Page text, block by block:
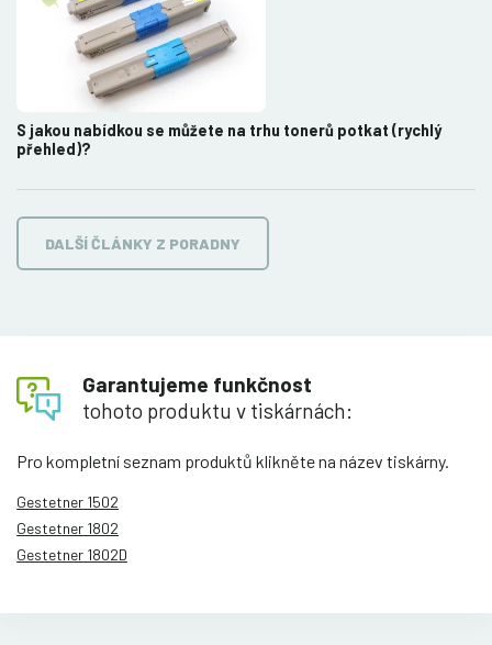
S jakou nabídkou se můžete na trhu tonerů potkat (rychlý
přehled)?
DALŠÍ ČLÁNKY Z PORADNY
Garantujeme funkčnost
tohoto produktu v tiskárnách:
Pro kompletní seznam produktů klikněte na název tiskárny.
Gestetner 1502
Gestetner 1802
Gestetner 1802D